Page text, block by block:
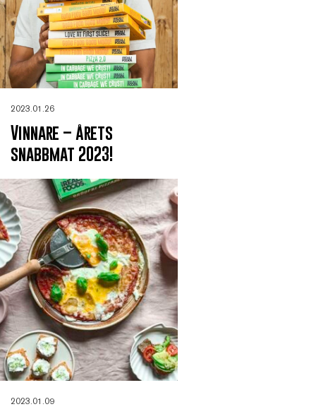
2023.01.26
Vinnare – årets
snabbmat 2023!
2023.01.09